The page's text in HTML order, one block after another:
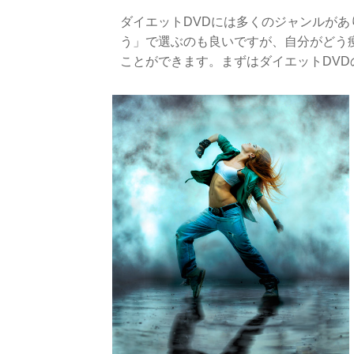
ダイエットDVDには多くのジャンルが
う」で選ぶのも良いですが、自分がど
ことができます。まずはダイエット